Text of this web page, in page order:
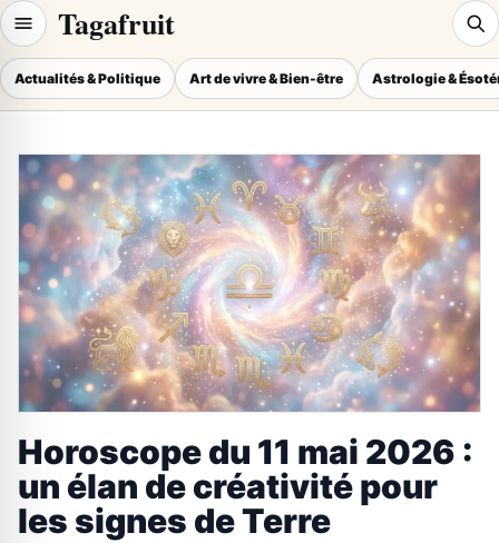
Tagafruit
Actualités & Politique Art de vivre & Bien-être Astrologie &
Horoscope du 11 mai 2026 :
un élan de créativité pour
les signes de Terre